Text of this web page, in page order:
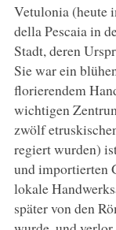
Vetulonia (heute
della Pescaia in
Stadt, deren
Sie war ein
florierendem
wichtigen
zwölf
regiert wurden)
und importierten
lokale
später von den